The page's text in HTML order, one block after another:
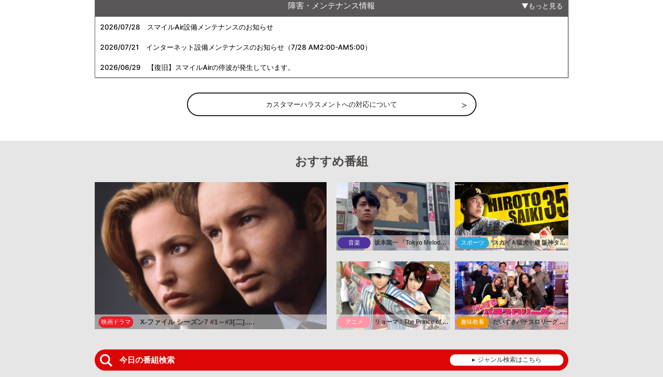
障害・メンテナンス情報 もっと見る
2026/07/28 スマイルAir設備メンテナンスのお知らせ
2026/07/21 インターネット設備メンテナンスのお知らせ（7/28 AM2:00-AM5:00）
2026/06/29 【復旧】スマイルAirの停波が発生しています。
カスタマーハラスメントへの対応について
おすすめ番組